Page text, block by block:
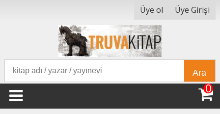
Üye ol Üye Girişi
Ara
0